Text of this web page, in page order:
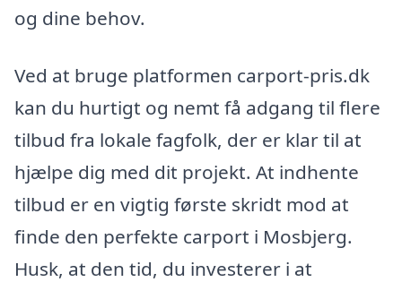
og dine behov.
Ved at bruge platformen carport-pris.dk
kan du hurtigt og nemt få adgang til flere
tilbud fra lokale fagfolk, der er klar til at
hjælpe dig med dit projekt. At indhente
tilbud er en vigtig første skridt mod at
finde den perfekte carport i Mosbjerg.
Husk, at den tid, du investerer i at